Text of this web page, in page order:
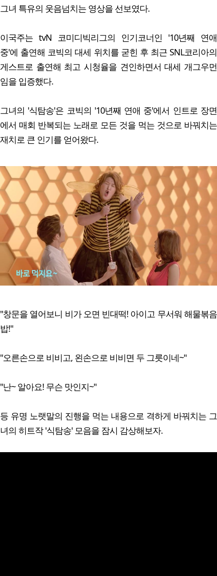
그녀 특유의 웃음넘치는 영상을 선보였다.
이국주는 tvN 코미디빅리그의 인기코너인 '10년째 연애
중'에 출연해 코빅의 대세 위치를 굳힌 후 최근 SNL코리아의
게스트로 출연해 최고 시청율을 견인하면서 대세 개그우먼
임을 입증했다.
그녀의 '식탐송'은 코빅의 '10년째 연애 중'에서 인트로 장면
에서 매회 반복되는 노래로 모든 것을 먹는 것으로 바꿔치는
재치로 큰 인기를 얻어왔다.
"창문을 열어보니 비가 오면 빈대떡! 아이고 무서워 해물볶음
밥!"
"오른손으로 비비고, 왼손으로 비비면 두 그릇이네~"
"난~ 알아요! 무슨 맛인지~"
등 유명 노랫말의 진행을 먹는 내용으로 격하게 바꿔치는 그
녀의 히트작 '식탐송' 모음을 잠시 감상해보자.